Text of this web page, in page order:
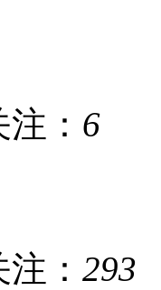
： 6
： 293